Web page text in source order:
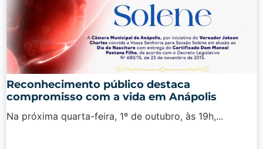
Reconhecimento público destaca
compromisso com a vida em Anápolis
Na próxima quarta-feira, 1º de outubro, às 19h,...